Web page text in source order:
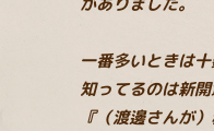
一番多いときは
知ってるのは新
『（渡邊さんが